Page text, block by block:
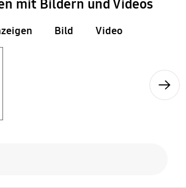
2
Leistung Kochzone 2
1800 / 2000
mit Bildern und Videos
Bild Video